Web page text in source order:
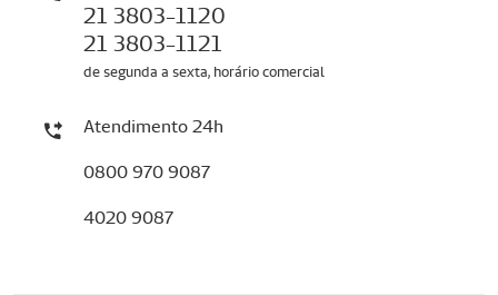
21 3803-1120
21 3803-1121
de segunda a sexta, horário comercial
Atendimento 24h
0800 970 9087
4020 9087